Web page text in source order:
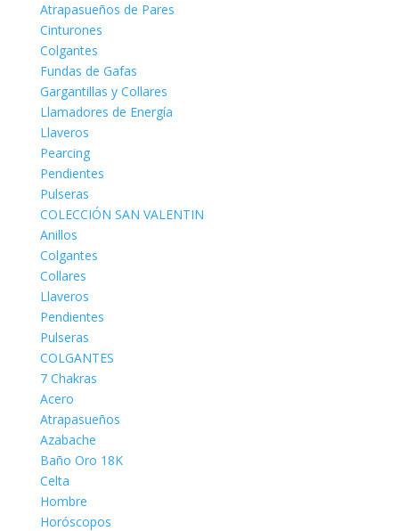
Atrapasueños de Pares
Cinturones
Colgantes
Fundas de Gafas
Gargantillas y Collares
Llamadores de Energía
Llaveros
Pearcing
Pendientes
Pulseras
COLECCIÓN SAN VALENTIN
Anillos
Colgantes
Collares
Llaveros
Pendientes
Pulseras
COLGANTES
7 Chakras
Acero
Atrapasueños
Azabache
Baño Oro 18K
Celta
Hombre
Horóscopos